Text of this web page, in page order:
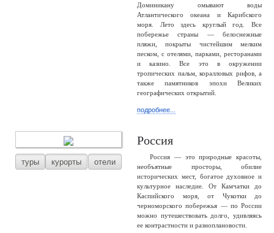
Доминикану омывают воды
Атлантического океана и Карибского
моря. Лето здесь круглый год. Все
побережье страны — белоснежные
пляжи, покрыты чистейшим мелким
песком, с отелями, парками, ресторанами
и казино. Все это в окружении
тропических пальм, коралловых рифов, а
также памятников эпохи Великих
географических открытий.
подробнее...
туры курорты отели
Россия
Россия — это природные красоты,
необъятные просторы, обилие
исторических мест, богатое духовное и
культурное наследие. От Камчатки до
Каспийского моря, от Чукотки до
черноморского побережья — по России
можно путешествовать долго, удивляясь
ее контрастности и разноплановости.